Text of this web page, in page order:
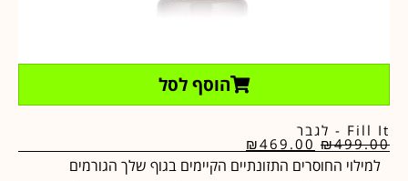
הוסף לסל
Fill It - לגבר
₪499.00
₪469.00
למילוי החוסרים התזונתיים הקיימים בגוף שלך הגורמים